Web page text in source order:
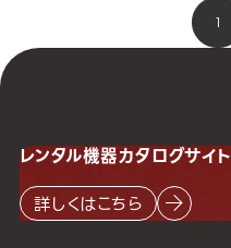
1
レンタル機器カタログサイト
詳しくはこちら